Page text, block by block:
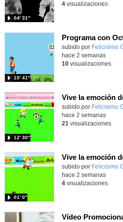
04′ 31″
4visualizaciones
Contenido educativo.
subido por Felicisimo
10′ 41″
hace 2 semanas
10visualizaciones
Contenido educativo.
subido por Felicisimo
12′ 30″
hace 2 semanas
21 visualizaciones
Contenido educativo.
subido por Felicisimo
01′ 0″
hace 2 semanas
4visualizaciones